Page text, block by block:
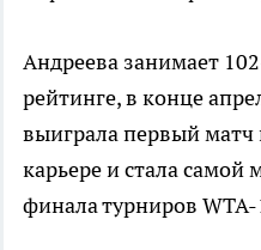
Андреева занимает
рейтинге, в конце
выиграла первый матч
карьере и стала самой
финала турниров